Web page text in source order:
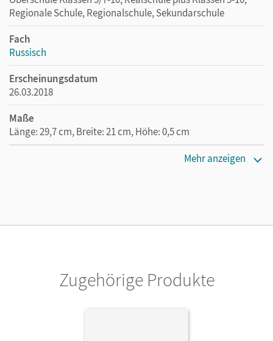
Regionale Schule, Regionalschule, Sekundarschule
Fach
Russisch
Erscheinungsdatum
26.03.2018
Maße
Länge: 29,7 cm, Breite: 21 cm, Höhe: 0,5 cm
Mehr anzeigen
Zugehörige Produkte